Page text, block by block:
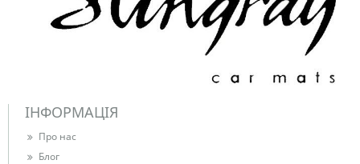
ІНФОРМАЦІЯ
Про нас
Блог